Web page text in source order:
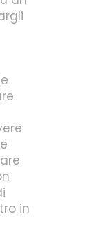
in